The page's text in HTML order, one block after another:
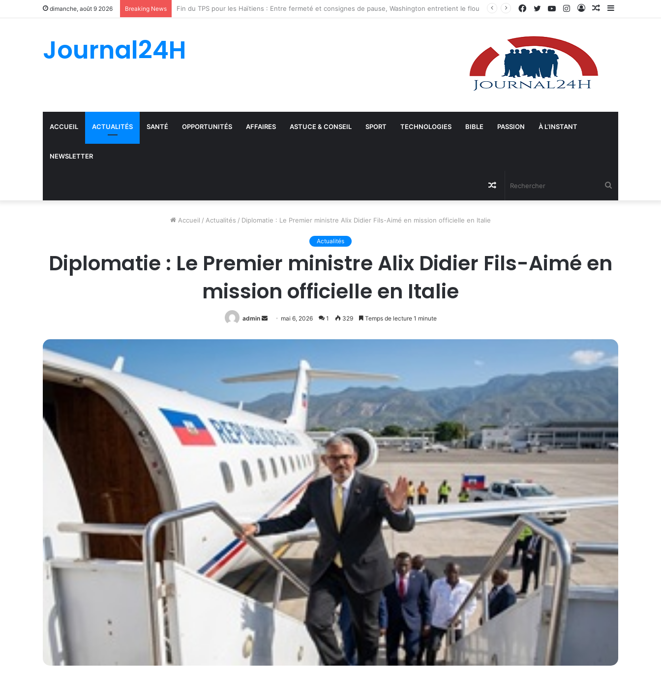
dimanche, août 9 2026 Breaking News Gonaïves : Arrivée massive de véhicules blindés et d’un contingent sri-lankais de la FRG dans l’Artibonite
Sidebar
Article
Connexion
Instagram
YouTube
Twitter
Facebook
Journal24H
ACCUEIL ACTUALITÉS SANTÉ OPPORTUNITÉS AFFAIRES ASTUCE & CONSEIL SPORT TECHNOLOGIES BIBLE PASSION À L’INSTANT
NEWSLETTER
Article
Accueil / Actualités / Diplomatie : Le Premier ministre Alix Didier Fils-Aimé en mission officielle en Italie
Actualités
Diplomatie : Le Premier ministre Alix Didier Fils-Aimé en
mission officielle en Italie
admin
Envoyer
courriel
mai 6, 2026 1 329 Temps de lecture 1 minute